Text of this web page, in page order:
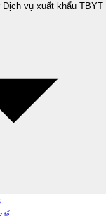
Dịch vụ xuất khẩu TBYT
tế